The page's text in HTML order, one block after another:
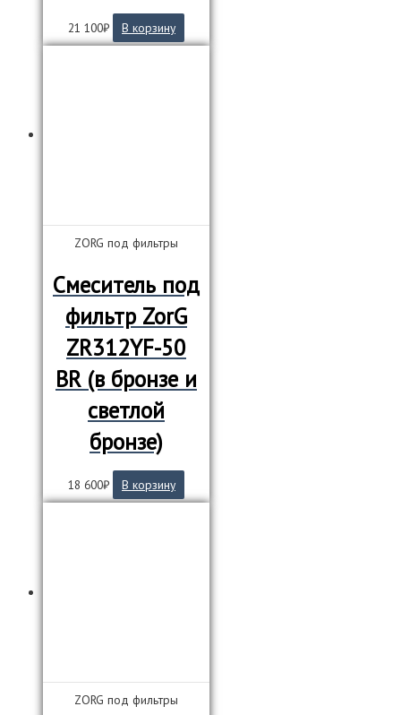
21 100₽ В корзину
ZORG под фильтры
Смеситель под
фильтр ZorG
ZR312YF-50
BR (в бронзе и
светлой
бронзе)
18 600₽ В корзину
ZORG под фильтры